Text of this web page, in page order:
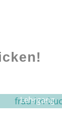
Lehrgang
Ghostwriting